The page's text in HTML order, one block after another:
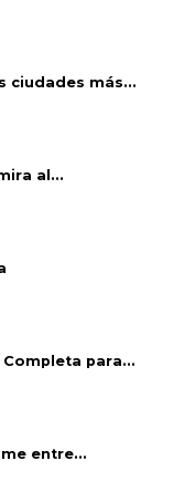
ciudades más...
al...
para...
entre...